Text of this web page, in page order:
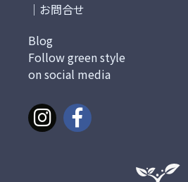
お問合せ
Blog
Follow green style
on social media